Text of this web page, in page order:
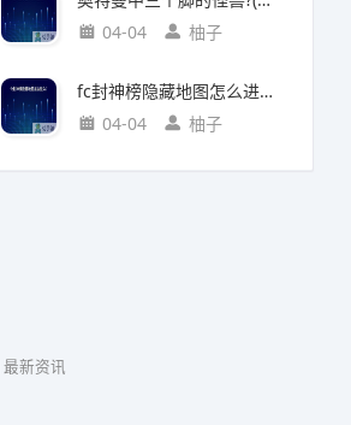
04-04
柚子
fc封神榜隐藏地图怎么进入?(fc封神榜 隐藏)
04-04
柚子
最新资讯